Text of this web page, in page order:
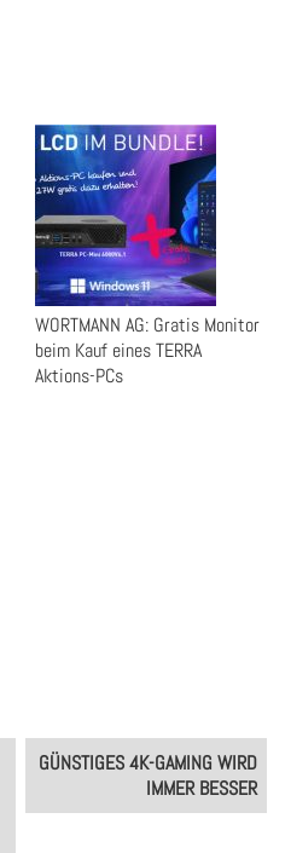
WORTMANN AG: Gratis Monitor
beim Kauf eines TERRA
Aktions-PCs
GÜNSTIGES 4K-GAMING WIRD
IMMER BESSER